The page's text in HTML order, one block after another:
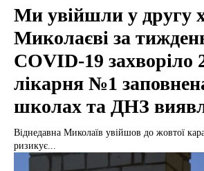
Ми увійшли у другу
Миколаєві за
COVID-19 захворіло
лікарня №1
школах та ДНЗ
Віднедавна Миколаїв увійшов до жовтої
ризикує...